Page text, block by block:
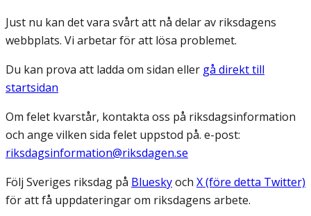
Just nu kan det vara svårt att nå delar av riksdagens
webbplats. Vi arbetar för att lösa problemet.
Du kan prova att ladda om sidan eller gå direkt till
startsidan
Om felet kvarstår, kontakta oss på riksdagsinformation
och ange vilken sida felet uppstod på. e-post:
riksdagsinformation@riksdagen.se
Följ Sveriges riksdag på Blueskyoch X (före detta Twitter)
för att få uppdateringar om riksdagens arbete.